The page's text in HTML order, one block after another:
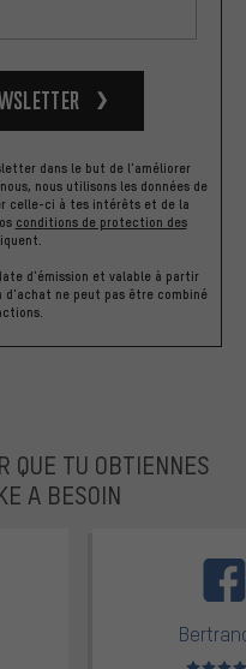
dans le but de l'améliorer
nous utilisons les données de
celle-ci à tes intérêts et de la
conditions de protection des
d'émission et valable à partir
d'achat ne peut pas être combiné
QUE TU OBTIENNES
A BESOIN
Note